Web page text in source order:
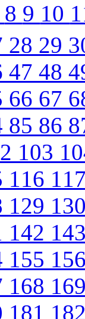
8 9 10
28 29
47 48
66 67
85 86
103
116
129
142
155
168
181